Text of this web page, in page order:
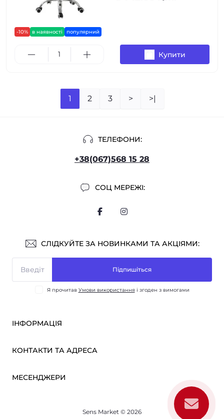
-10% в наявності популярний
Купити
1 2 3 > >|
ТЕЛЕФОНИ:
+38(067)568 15 28
СОЦ МЕРЕЖІ:
СЛІДКУЙТЕ ЗА НОВИНКАМИ ТА АКЦІЯМИ:
Підпишіться
Я прочитав Умови використання і згоден з вимогами
ІНФОРМАЦІЯ
ОПТ
Про нас
Повернення товару
КОНТАКТИ ТА АДРЕСА
МЕСЕНДЖЕРИ
Sens Market © 2026